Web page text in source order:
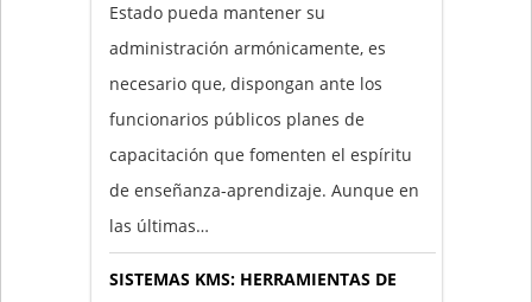
Estado pueda mantener su
administración armónicamente, es
necesario que, dispongan ante los
funcionarios públicos planes de
capacitación que fomenten el espíritu
de enseñanza-aprendizaje. Aunque en
las últimas…
SISTEMAS KMS: HERRAMIENTAS DE